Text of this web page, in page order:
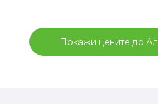
Покажи цените до